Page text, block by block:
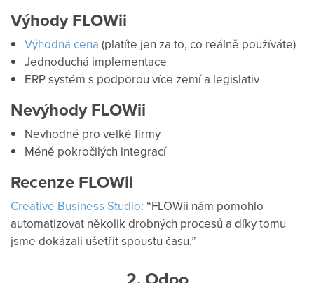
Výhody FLOWii
Výhodná cena (platíte jen za to, co reálně používáte)
Jednoduchá implementace
ERP systém s podporou více zemí a legislativ
Nevýhody FLOWii
Nevhodné pro velké firmy
Méně pokročilých integrací
Recenze FLOWii
Creative Business Studio: “FLOWii nám pomohlo
automatizovat několik drobných procesů a díky tomu
jsme dokázali ušetřit spoustu času.”